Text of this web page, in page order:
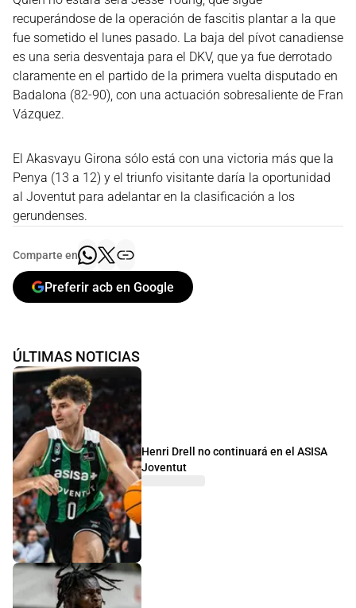
recuperándose de la operación de fascitis plantar a la que
fue sometido el lunes pasado. La baja del pívot canadiense
es una seria desventaja para el DKV, que ya fue derrotado
claramente en el partido de la primera vuelta disputado en
Badalona (82-90), con una actuación sobresaliente de Fran
Vázquez.
El Akasvayu Girona sólo está con una victoria más que la
Penya (13 a 12) y el triunfo visitante daría la oportunidad
al Joventut para adelantar en la clasificación a los
gerundenses.
Comparte en
Preferir acb en Google
ÚLTIMAS NOTICIAS
Henri Drell no continuará en el ASISA
Joventut